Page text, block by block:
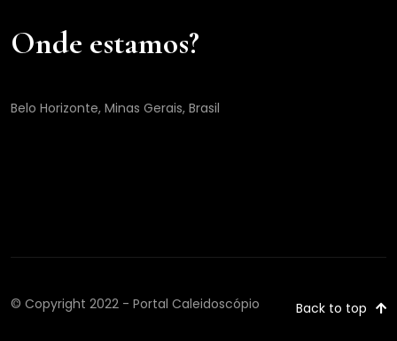
Onde estamos?
Belo Horizonte, Minas Gerais, Brasil
© Copyright 2022 - Portal Caleidoscópio Back to top